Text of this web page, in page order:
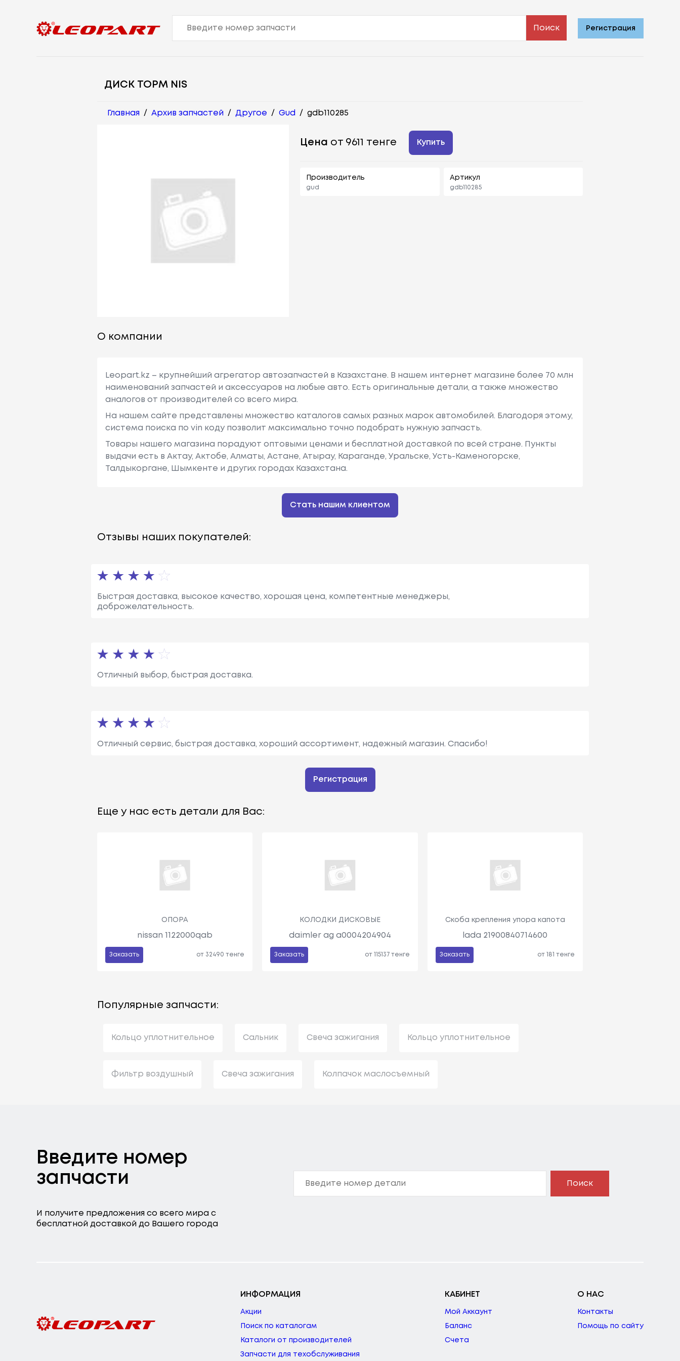
Поиск Регистрация
ДИСК ТОРМ NIS
Главная / Архив запчастей / Другое / Gud / gdb110285
Цена от 9611 тенге Купить
Производитель
gud
Артикул
gdb110285
О компании
Leopart.kz – крупнейший агрегатор автозапчастей в Казахстане. В нашем интернет магазине более 70 млн
наименований запчастей и аксессуаров на любые авто. Есть оригинальные детали, а также множество
аналогов от производителей со всего мира.
На нашем сайте представлены множество каталогов самых разных марок автомобилей. Благодоря этому,
система поиска по vin коду позволит максимально точно подобрать нужную запчасть.
Товары нашего магазина порадуют оптовыми ценами и бесплатной доставкой по всей стране. Пункты
выдачи есть в Актау, Актобе, Алматы, Астане, Атырау, Караганде, Уральске, Усть-Каменогорске,
Талдыкоргане, Шымкенте и других городах Казахстана.
Стать нашим клиентом
Отзывы наших покупателей:
Быстрая доставка, высокое качество, хорошая цена, компетентные менеджеры,
доброжелательность.
Отличный выбор, быстрая доставка.
Отличный сервис, быстрая доставка, хороший ассортимент, надежный магазин. Спасибо!
Регистрация
Еще у нас есть детали для Вас:
ОПОРА
nissan 1122000qab
Заказать от 32490 тенге
КОЛОДКИ ДИСКОВЫЕ
daimler ag a0004204904
Заказать от 115137 тенге
Скоба крепления упора капота
lada 21900840714600
Заказать от 181 тенге
Популярные запчасти:
Кольцо уплотнительное Сальник Свеча зажигания Кольцо уплотнительное
Фильтр воздушный Свеча зажигания Колпачок маслосъемный
Введите номер
запчасти
И получите предложения со всего мира с
бесплатной доставкой до Вашего города
Поиск
ИНФОРМАЦИЯ
Акции
Поиск по каталогам
Каталоги от производителей
Запчасти для техобслуживания
КАБИНЕТ
Мой Аккаунт
Баланс
Счета
О НАС
Контакты
Помощь по сайту